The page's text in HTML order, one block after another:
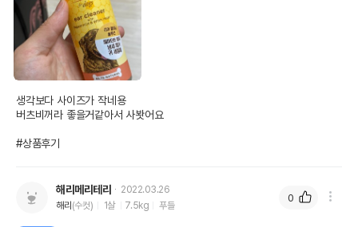
생각보다 사이즈가 작네용
버츠비꺼라 좋을거같아서 사봣어요
#상품후기
해리메리테리
2022.03.26
해리 (수컷) 1살 7.5kg 푸들
0